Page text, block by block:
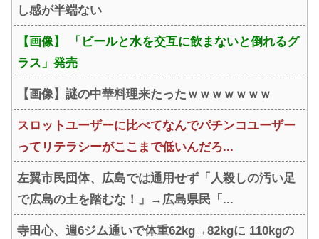
し感が半端ない
【画像】 「ビールと水を交互に飲まないと倒れるグ
ラス」発売
【画像】謎の中華料理来たったｗｗｗｗｗｗｗ
スロットユーザーに比べてなんでパチンコユーザー
ってリテラシーがここまで低いんだろ...
左翼市民団体、広島では通用せず「人殺しの汚い足
で広島の土を踏むな！」→広島県民「...
寺田心、週6ジム通いで体重62kg→82kgに 110kgの